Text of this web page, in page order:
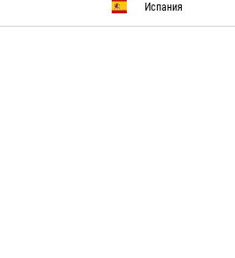
Испания